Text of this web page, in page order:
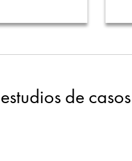
de casos